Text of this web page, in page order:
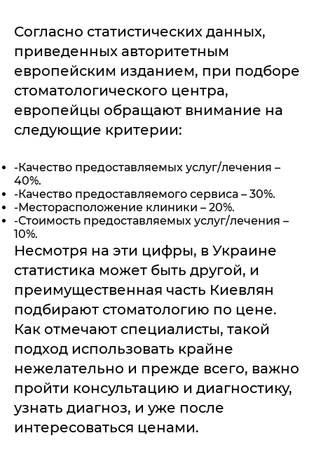
Согласно статистических данных,
приведенных авторитетным
европейским изданием, при подборе
стоматологического центра,
европейцы обращают внимание на
следующие критерии:
-Качество предоставляемых услуг/лечения –
40%.
-Качество предоставляемого сервиса – 30%.
-Месторасположение клиники – 20%.
-Стоимость предоставляемых услуг/лечения –
10%.
Несмотря на эти цифры, в Украине
статистика может быть другой, и
преимущественная часть Киевлян
подбирают стоматологию по цене.
Как отмечают специалисты, такой
подход использовать крайне
нежелательно и прежде всего, важно
пройти консультацию и диагностику,
узнать диагноз, и уже после
интересоваться ценами.